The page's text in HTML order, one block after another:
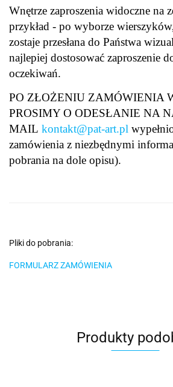
Wnętrze zaproszenia widoczne na
przykład - po wyborze
zostaje przesłana do Państwa
najlepiej dostosować zaproszenie
oczekiwań.
PO ZŁOŻENIU ZAMÓWIENIA
PROSIMY O ODESŁANIE NA
MAIL kontakt@pat-art.pl
zamówienia z niezbędnymi
pobrania na dole opisu).
Pliki do pobrania:
FORMULARZ ZAMÓWIENIA
Produkty